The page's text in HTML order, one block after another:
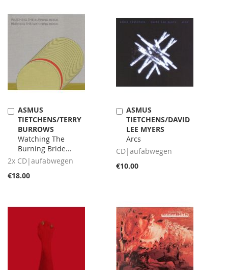
ASMUS
TIETCHENS/TERRY
BURROWS
Watching The
Burning Bride...
2x CD|aufabwegen
€18.00
Add
to
Cart
ASMUS
TIETCHENS/DAVID
LEE MYERS
Arcs
CD|aufabwegen
€10.00
Add
to
Cart